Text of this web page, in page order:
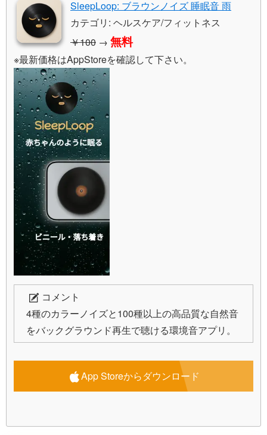
SleepLoop: ブラウンノイズ 睡眠音 雨
カテゴリ: ヘルスケア/フィットネス
￥100 → 無料
※最新価格はAppStoreを確認して下さい。
コメント
4種のカラーノイズと100種以上の高品質な自然音
をバックグラウンド再生で聴ける環境音アプリ。
App Storeからダウンロード